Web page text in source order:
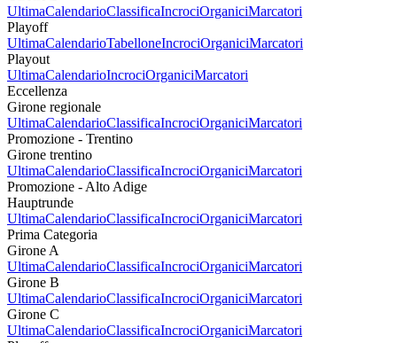
UltimaCalendarioClassificaIncrociOrganiciMarcatori
Playoff
UltimaCalendarioTabelloneIncrociOrganiciMarcatori
Playout
UltimaCalendarioIncrociOrganiciMarcatori
Eccellenza
Girone regionale
UltimaCalendarioClassificaIncrociOrganiciMarcatori
Promozione - Trentino
Girone trentino
UltimaCalendarioClassificaIncrociOrganiciMarcatori
Promozione - Alto Adige
Hauptrunde
UltimaCalendarioClassificaIncrociOrganiciMarcatori
Prima Categoria
Girone A
UltimaCalendarioClassificaIncrociOrganiciMarcatori
Girone B
UltimaCalendarioClassificaIncrociOrganiciMarcatori
Girone C
UltimaCalendarioClassificaIncrociOrganiciMarcatori